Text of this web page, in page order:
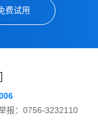
费试用
报：0756-3232110